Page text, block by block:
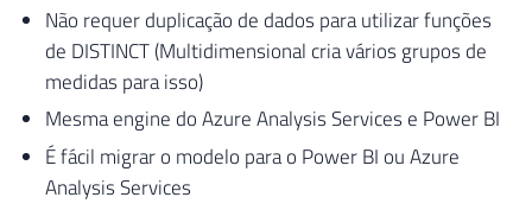
Não requer duplicação de dados para utilizar funções
de DISTINCT (Multidimensional cria vários grupos de
medidas para isso)
Mesma engine do Azure Analysis Services e Power BI
É fácil migrar o modelo para o Power BI ou Azure
Analysis Services